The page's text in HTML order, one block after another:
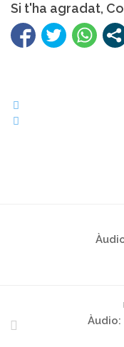
Si t'ha agradat,
Àudio: